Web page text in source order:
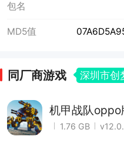
包名
MD5值
同厂商游戏 深圳市创
机甲战队oppo
1.76 GB